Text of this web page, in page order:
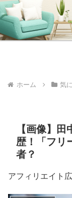
ホーム 気
【画像】
歴！「フリ
者？
アフィリエイト